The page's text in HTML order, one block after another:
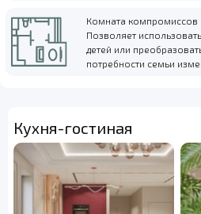
Комната компромиссов
Позволяет
детей или
потребности семьи
Кухня-гостиная